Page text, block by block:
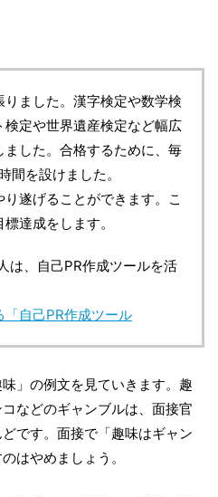
ました。漢字検定や数学検
定や世界遺産検定など幅広
した。合格するために、毎
間を設けました。
遂げることができます。こ
達成をします。
は、自己PR作成ツールを活
自己PR作成ツール
」の例文を見ていきます。趣
などのギャンブルは、面接官
です。面接で「趣味はギャン
はやめましょう。